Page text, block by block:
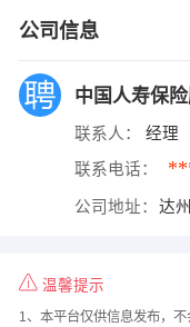
公司信息
中国人寿保
联系人： 经理
联系电话：
公司地址： 达
温馨提示
1、本平台仅供信息发布，不